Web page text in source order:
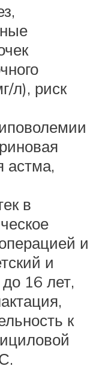
л), риск
астма,
в
и
и
16 лет,
к